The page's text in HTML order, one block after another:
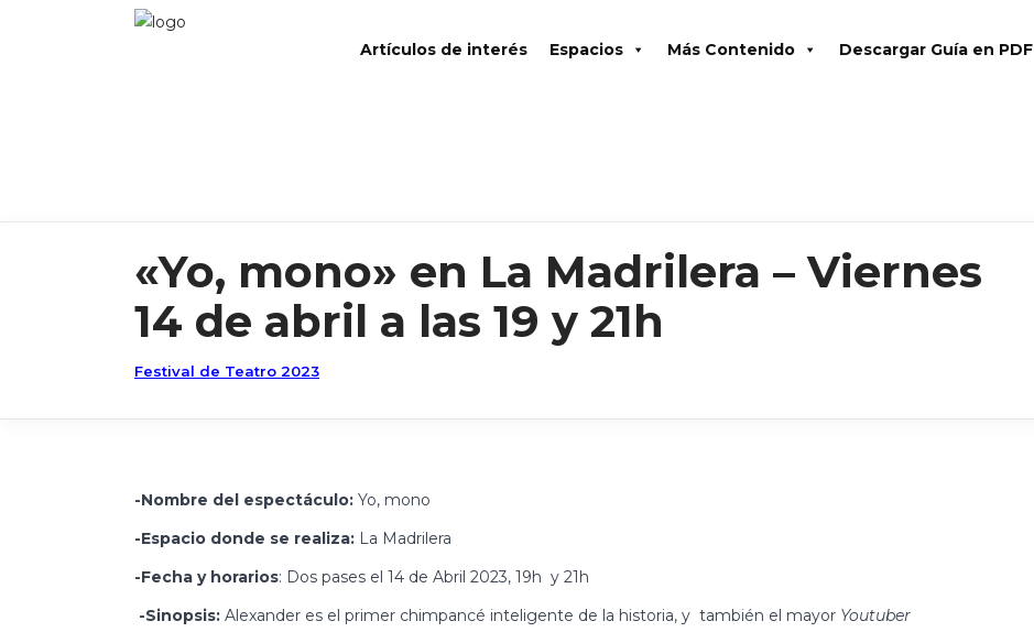
Artículos de interés Espacios Más Contenido Descargar Guía en PDF
«Yo, mono» en La Madrilera – Viernes
14 de abril a las 19 y 21h
Festival de Teatro 2023
-Nombre del espectáculo: Yo, mono
-Espacio donde se realiza: La Madrilera
-Fecha y horarios: Dos pases el 14 de Abril 2023, 19h y 21h
-Sinopsis: Alexander es el primer chimpancé inteligente de la historia, y también el mayor Youtuber